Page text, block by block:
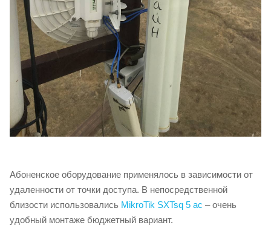
Абоненское оборудование применялось в зависимости от
удаленности от точки доступа. В непосредственной
близости использовались MikroTik SXTsq 5 ac – очень
удобный монтаже бюджетный вариант.